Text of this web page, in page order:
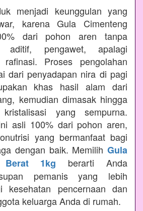
menjadi keunggulan yang
karena Gula Cimenteng
dari pohon aren tanpa
aditif, pengawet, apalagi
Proses pengolahan
dari penyadapan nira di pagi
khas hasil alam dari
kemudian dimasak hingga
yang sempurna.
asli 100% dari pohon aren,
yang bermanfaat bagi
dengan baik. Memilih Gula
1kg berarti Anda
pemanis yang lebih
kesehatan pencernaan dan
keluarga Anda di rumah.